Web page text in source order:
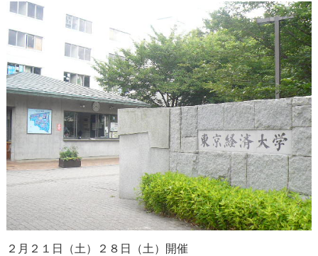
２月２１日（土）２８日（土）開催